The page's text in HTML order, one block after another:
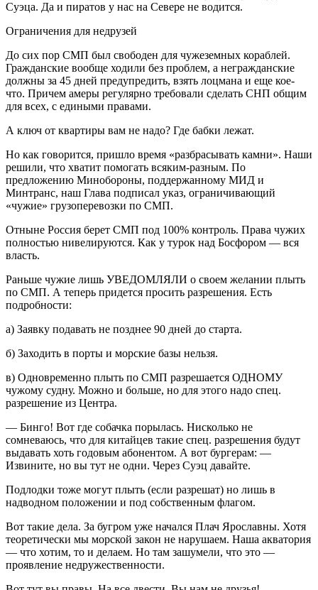
Суэца. Да и пиратов у нас на Севере не водится.
Ограничения для недрузей
До сих пор СМП был свободен для чужеземных кораблей.
Гражданские вообще ходили без проблем, а негражданские
должны за 45 дней предупредить, взять лоцмана и еще кое-
что. Причем амеры регулярно требовали сделать СНП общим
для всех, с едиными правами.
А ключ от квартиры вам не надо? Где бабки лежат.
Но как говорится, пришло время «разбрасывать камни». Наши
решили, что хватит помогать всяким-разным. По
предложению Минобороны, поддержанному МИД и
Минтранс, наш Глава подписал указ, ограничивающий
«чужие» грузоперевозки по СМП.
Отныне Россия берет СМП под 100% контроль. Права чужих
полностью нивелируются. Как у турок над Босфором — вся
власть.
Раньше чужие лишь УВЕДОМЛЯЛИ о своем желании плыть
по СМП. А теперь придется просить разрешения. Есть
подробности:
а) Заявку подавать не позднее 90 дней до старта.
б) Заходить в порты и морские базы нельзя.
в) Одновременно плыть по СМП разрешается ОДНОМУ
чужому судну. Можно и больше, но для этого надо спец.
разрешение из Центра.
— Бинго! Вот где собачка порылась. Нисколько не
сомневаюсь, что для китайцев такие спец. разрешения будут
выдавать хоть годовым абонентом. А вот бургерам: —
Извините, но вы тут не одни. Через Суэц давайте.
Подлодки тоже могут плыть (если разрешат) но лишь в
надводном положении и под собственным флагом.
Вот такие дела. За бугром уже начался Плач Ярославны. Хотя
теоретически мы морской закон не нарушаем. Наша акватория
— что хотим, то и делаем. Но там зашумели, что это —
проявление недружественности.